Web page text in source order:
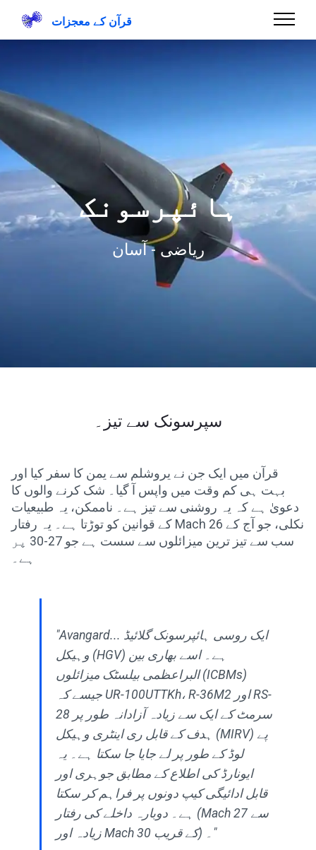
قرآن کے معجزات
ہائپرسونک
ریاضی - آسان
سپرسونک سے تیز۔
قرآن میں ایک جن نے یروشلم سے یمن کا سفر کیا اور
بہت ہی کم وقت میں واپس آ گیا۔ شک کرنے والوں کا
دعویٰ ہے کہ یہ روشنی سے تیز ہے۔ ناممکن، یہ طبیعیات
کے قوانین کو توڑتا ہے۔ یہ رفتار Mach 26 نکلی، جو آج کے
سب سے تیز ترین میزائلوں سے سست ہے جو 27-30 پر
ہے۔
"Avangard... ایک روسی ہائپرسونک گلائیڈ
وہیکل (HGV) ہے۔ اسے بھاری بین
البراعظمی بیلسٹک میزائلوں (ICBMs)
جیسے کہ UR-100UTTKh، R-36M2 اور RS-
28 سرمٹ کے ایک سے زیادہ آزادانہ طور پر
ہدف کے قابل ری اینٹری وہیکل (MIRV) پے
لوڈ کے طور پر لے جایا جا سکتا ہے۔ یہ
ایونارڈ کی اطلاع کے مطابق جوہری اور
قابل ادائیگی کیپ دونوں پر فراہم کر سکتا
ہے۔ دوبارہ داخلے کی رفتار (Mach 27 سے
زیادہ اور Mach 30 کے قریب) ۔"